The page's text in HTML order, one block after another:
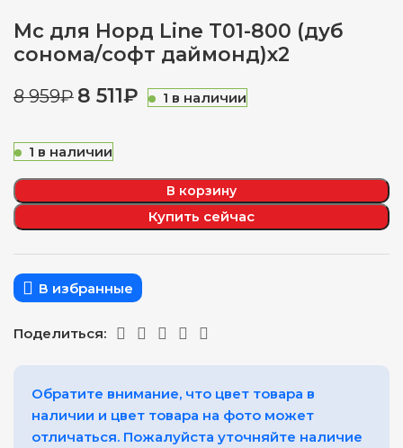
Мс для Норд Line Т01-800 (дуб
сонома/софт даймонд)х2
8 959₽ 8 511₽ 1 в наличии
1 в наличии
В корзину
Купить сейчас
В избранные
Поделиться:
Обратите внимание, что цвет товара в
наличии и цвет товара на фото может
отличаться. Пожалуйста уточняйте наличие